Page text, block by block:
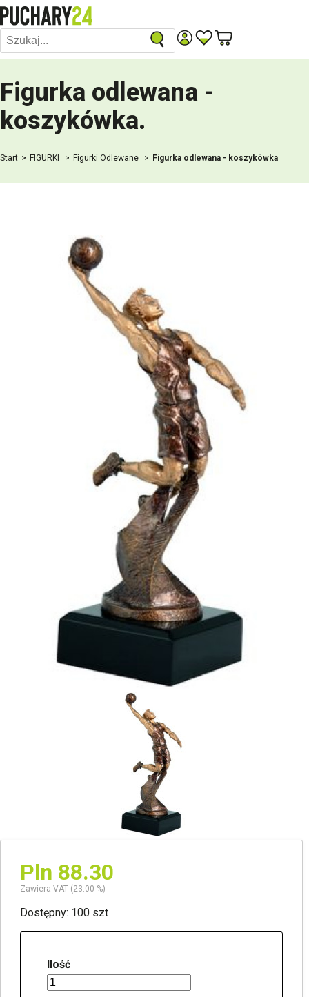
Figurka odlewana -
koszykówka.
Start FIGURKI Figurki Odlewane Figurka odlewana - koszykówka
Pln 88.30
Zawiera VAT (23.00 %)
Dostępny: 100 szt
Ilość